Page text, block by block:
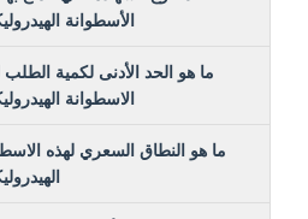
الأسطوانة الهيدروليكية؟
ما هو الحد الأدنى لكمية الطلب لهذه
الاسطوانة الهيدروليكية؟
ما هو النطاق السعري لهذه الاسطوانة
الهيدروليكية؟